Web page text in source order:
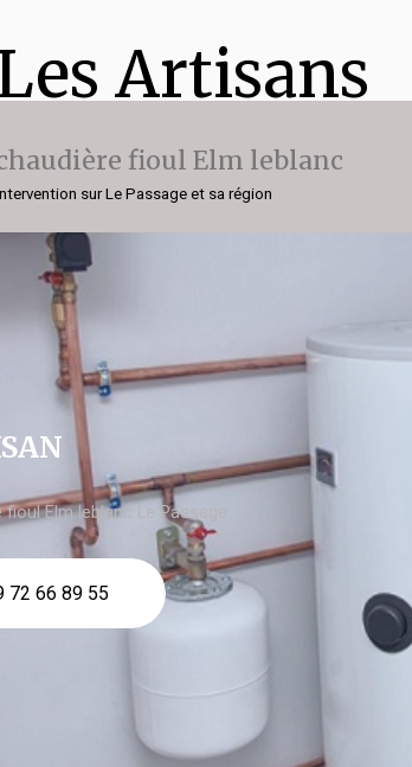
Artisans
fioul Elm leblanc
sur Le Passage et sa région
fioul Elm leblanc Le Passage
72 66 89 55